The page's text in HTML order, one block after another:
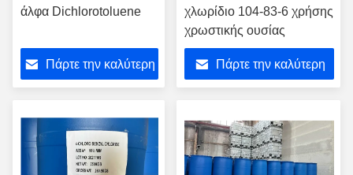
άλφα Dichlorotoluene
Πάρτε την καλύτερη
χλωρίδιο 104-83-6 χρήσης
χρωστικής ουσίας
Πάρτε την καλύτερη